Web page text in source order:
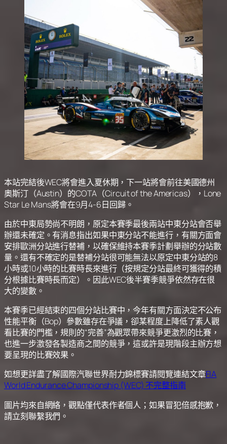
本站完結後WEC將會進入夏休期，下一站將會前往美國德州
奧斯汀（Austin）的COTA（Circuit of the Americas），Lone
Star Le Mans將會在9月4-6日回歸。
由於中東局勢尚不明朗，原定本賽季最後兩站中東分站會否舉
辦還未確定。有消息指出如果中東分站不能進行，有關方面會
安排歐洲分站進行替補，以確保維持本賽季計劃舉辦的分站數
量。還有不確定的是替補分站很可能無法以原定中東分站的8
小時或10小時的比賽時長來進行（按規定分站最終可獲得的積
分根據比賽時長而定）。因此WEC後半賽季競爭依然存在很
大的變數。
本賽季已經結束的四個分站比賽中，今年有關方面決定不公布
性能平衡（Bop）參數雖存在爭議，卻某程度上降低了素人觀
看比賽的門檻，規則的“完善”為觀眾帶來競爭更激烈的比賽，
也進一步激發各製造商之間的競爭，這或許是現階段主辦方想
要呈現的比賽效果。
如想更詳盡了解國際汽聯世界耐力錦標賽請閱覽連結文章FIA
World Endurance Championship (WEC) 不完整指南
圖片均來自網絡，觀點僅代表作者個人；如果冒犯倍感抱歉，
請立刻聯繫我們。